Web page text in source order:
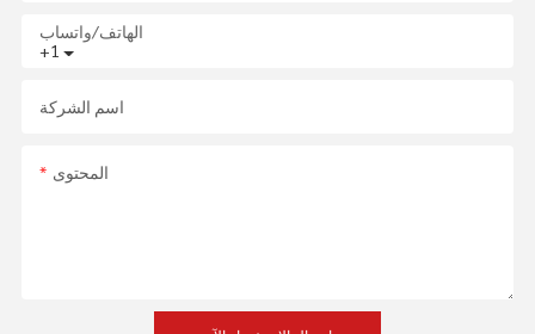
+1
الهاتف/واتساب
اسم الشركة
المحتوى